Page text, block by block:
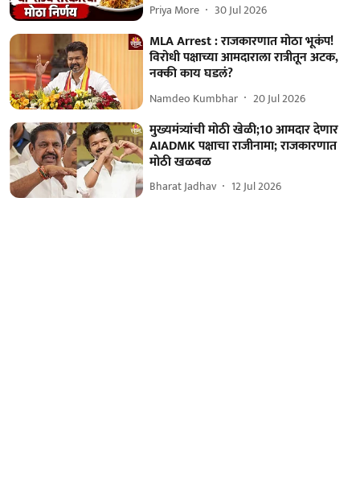
Priya More 30 Jul 2026
MLA Arrest : राजकारणात मोठा भूकंप!
विरोधी पक्षाच्या आमदाराला रात्रीतून अटक,
नक्की काय घडलं?
Namdeo Kumbhar 20 Jul 2026
मुख्यमंत्र्यांची मोठी खेळी;10 आमदार देणार
AIADMK पक्षाचा राजीनामा; राजकारणात
मोठी खळबळ
Bharat Jadhav 12 Jul 2026